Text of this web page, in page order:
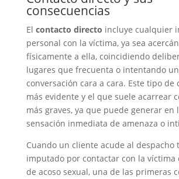
consecuencias
El contacto directo incluye cualquier
personal con la víctima, ya sea
físicamente a ella, coincidiendo
lugares que frecuenta o intentando
conversación cara a cara. Este tipo de
más evidente y el que suele acarrear
más graves, ya que puede generar en
sensación inmediata de amenaza o
Cuando un cliente acude al despacho
imputado por contactar con la víctima
de acoso sexual, una de las primeras